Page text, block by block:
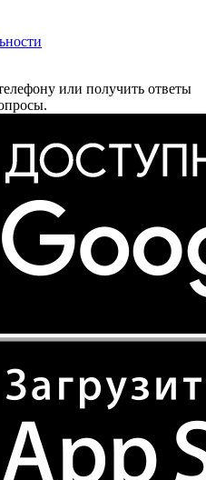
или получить ответы